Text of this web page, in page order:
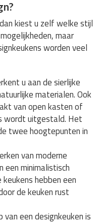
kiest u zelf welke stijl
maar
worden veel
u aan de sierlijke
materialen. Ook
van open kasten of
wordt uitgestald. Het
twee hoogtepunten in
van moderne
een minimalistisch
hebben een
de keuken rust
een designkeuken is